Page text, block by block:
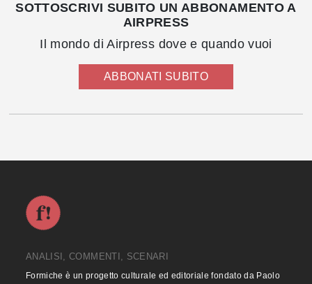
SOTTOSCRIVI SUBITO UN ABBONAMENTO A
AIRPRESS
Il mondo di Airpress dove e quando vuoi
ABBONATI SUBITO
ANALISI, COMMENTI, SCENARI
Formiche è un progetto culturale ed editoriale fondato da Paolo